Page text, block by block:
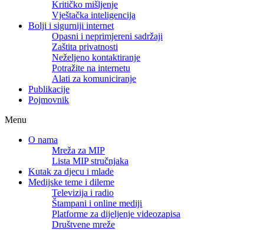
Kritičko mišljenje
Vještačka inteligencija
Bolji i sigurniji internet
Opasni i neprimjereni sadržaji
Zaštita privatnosti
Neželjeno kontaktiranje
Potražite na internetu
Alati za komuniciranje
Publikacije
Pojmovnik
Menu
O nama
Mreža za MIP
Lista MIP stručnjaka
Kutak za djecu i mlade
Medijske teme i dileme
Televizija i radio
Štampani i online mediji
Platforme za dijeljenje videozapisa
Društvene mreže